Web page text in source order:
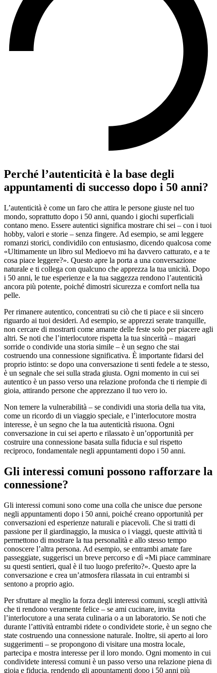
Perché l’autenticità è la base degli
appuntamenti di successo dopo i 50 anni?
L’autenticità è come un faro che attira le persone giuste nel tuo
mondo, soprattutto dopo i 50 anni, quando i giochi superficiali
contano meno. Essere autentici significa mostrare chi sei – con i tuoi
hobby, valori e storie – senza fingere. Ad esempio, se ami leggere
romanzi storici, condividilo con entusiasmo, dicendo qualcosa come
«Ultimamente un libro sul Medioevo mi ha davvero catturato, e a te
cosa piace leggere?». Questo apre la porta a una conversazione
naturale e ti collega con qualcuno che apprezza la tua unicità. Dopo
i 50 anni, le tue esperienze e la tua saggezza rendono l’autenticità
ancora più potente, poiché dimostri sicurezza e comfort nella tua
pelle.
Per rimanere autentico, concentrati su ciò che ti piace e sii sincero
riguardo ai tuoi desideri. Ad esempio, se apprezzi serate tranquille,
non cercare di mostrarti come amante delle feste solo per piacere agli
altri. Se noti che l’interlocutore rispetta la tua sincerità – magari
sorride o condivide una storia simile – è un segno che stai
costruendo una connessione significativa. È importante fidarsi del
proprio istinto: se dopo una conversazione ti senti fedele a te stesso,
è un segnale che sei sulla strada giusta. Ogni momento in cui sei
autentico è un passo verso una relazione profonda che ti riempie di
gioia, attirando persone che apprezzano il tuo vero io.
Non temere la vulnerabilità – se condividi una storia della tua vita,
come un ricordo di un viaggio speciale, e l’interlocutore mostra
interesse, è un segno che la tua autenticità risuona. Ogni
conversazione in cui sei aperto e rilassato è un’opportunità per
costruire una connessione basata sulla fiducia e sul rispetto
reciproco, fondamentale negli appuntamenti dopo i 50 anni.
Gli interessi comuni possono rafforzare la
connessione?
Gli interessi comuni sono come una colla che unisce due persone
negli appuntamenti dopo i 50 anni, poiché creano opportunità per
conversazioni ed esperienze naturali e piacevoli. Che si tratti di
passione per il giardinaggio, la musica o i viaggi, queste attività ti
permettono di mostrare la tua personalità e allo stesso tempo
conoscere l’altra persona. Ad esempio, se entrambi amate fare
passeggiate, suggerisci un breve percorso e dì «Mi piace camminare
su questi sentieri, qual è il tuo luogo preferito?». Questo apre la
conversazione e crea un’atmosfera rilassata in cui entrambi si
sentono a proprio agio.
Per sfruttare al meglio la forza degli interessi comuni, scegli attività
che ti rendono veramente felice – se ami cucinare, invita
l’interlocutore a una serata culinaria o a un laboratorio. Se noti che
durante l’attività entrambi ridete o condividete storie, è un segno che
state costruendo una connessione naturale. Inoltre, sii aperto ai loro
suggerimenti – se propongono di visitare una mostra locale,
partecipa e mostra interesse per il loro mondo. Ogni momento in cui
condividete interessi comuni è un passo verso una relazione piena di
gioia e fiducia, rendendo gli appuntamenti dopo i 50 anni più